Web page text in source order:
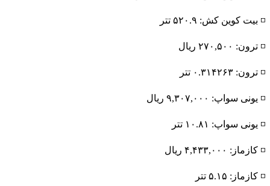
◽️ بیت کوین کش: ۵۲۰.۹ تتر
◽️ ترون: ۲۷۰,۵۰۰ ریال
◽️ ترون: ۰.۳۱۴۲۶۳ تتر
◽️ یونی سواپ: ۹,۳۰۷,۰۰۰ ریال
◽️ یونی سواپ: ۱۰.۸۱ تتر
◽️ کازماز: ۴,۴۳۳,۰۰۰ ریال
◽️ کازماز: ۵.۱۵ تتر